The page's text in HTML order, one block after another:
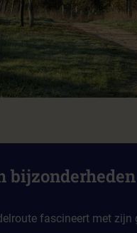
bijzonderheden
fascineert met zijn